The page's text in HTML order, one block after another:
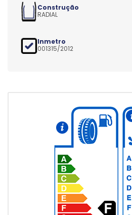
Construção
RADIAL
Inmetro
001315/2012